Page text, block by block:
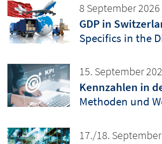
8 September 2026
GDP in
Specifics in the
15. September
Kennzahlen in
Methoden und
17./18.